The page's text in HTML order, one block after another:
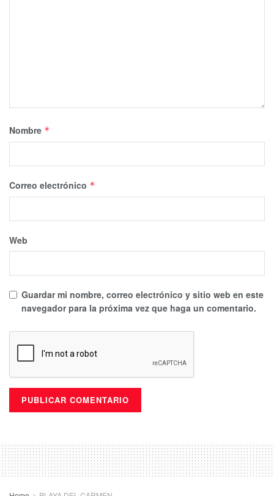
Nombre *
Correo electrónico *
Web
Guardar mi nombre, correo electrónico y sitio web en este
navegador para la próxima vez que haga un comentario.